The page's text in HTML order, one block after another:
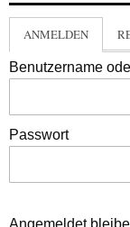
ANMELDEN
Benutzername
Passwort
Angemeldet